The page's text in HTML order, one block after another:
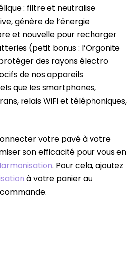
: filtre et neutralise
génère de l’énergie
et nouvelle pour recharger
(petit bonus : l’Orgonite
des rayons électro
de nos appareils
que les smartphones,
relais WiFi et téléphoniques,
votre pavé à votre
son efficacité pour vous en
. Pour cela, ajoutez
à votre panier au